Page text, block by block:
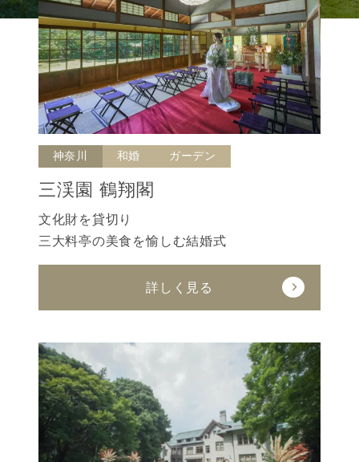
神奈川 和婚 ガーデン
三渓園 鶴翔閣
文化財を貸切り
三大料亭の美食を愉しむ結婚式
詳しく見る